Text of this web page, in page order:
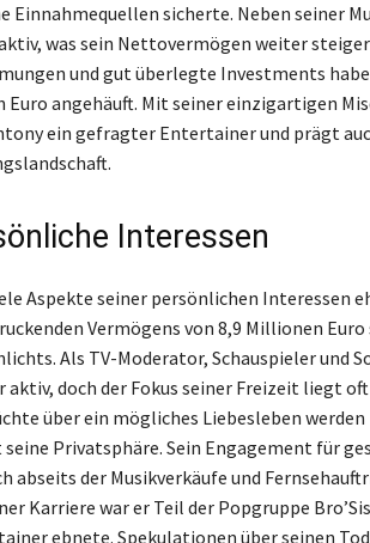
sicherte. Neben seiner
was sein Nettovermögen weiter
und gut überlegte Investments
angehäuft. Mit seiner einzigartigen
ein gefragter Entertainer und prägt
Interessen
Aspekte seiner persönlichen Interessen
Vermögens von 8,9 Millionen Euro
Als TV-Moderator, Schauspieler und
doch der Fokus seiner Freizeit liegt
über ein mögliches Liebesleben werden
Privatsphäre. Sein Engagement für
abseits der Musikverkäufe und
Karriere war er Teil der Popgruppe
ebnete. Spekulationen über seinen